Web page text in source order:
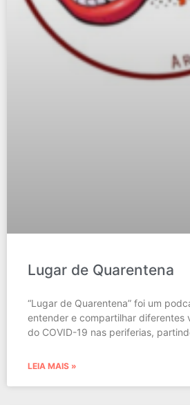
Lugar de Quarentena
“Lugar de Quarentena” foi um
entender e compartilhar diferentes
do COVID-19 nas periferias,
LEIA MAIS »